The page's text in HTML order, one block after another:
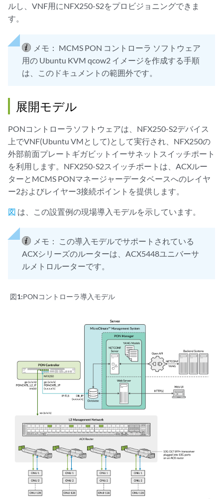
ルし、VNF用にNFX250-S2をプロビジョニングできま
す。
メモ： MCMS PON コントローラ ソフトウェア
用の Ubuntu KVM qcow2 イメージを作成する手順
は、このドキュメントの範囲外です。
展開モデル
PONコントローラソフトウェアは、NFX250-S2デバイス
上でVNF(Ubuntu VMとして)として実行され、NFX250の
外部前面プレートギガビットイーサネットスイッチポート
を利用します。NFX250-S2スイッチポートは、ACXルー
ターとMCMS PONマネージャーデータベースへのレイヤ
ー2およびレイヤー3接続ポイントを提供します。
図 は、この設置例の現場導入モデルを示しています。
メモ：
この導入モデルでサポートされている
ACXシリーズのルーターは、ACX5448ユニバーサ
ルメトロルーターです。
図1:PONコントローラ導入モデル